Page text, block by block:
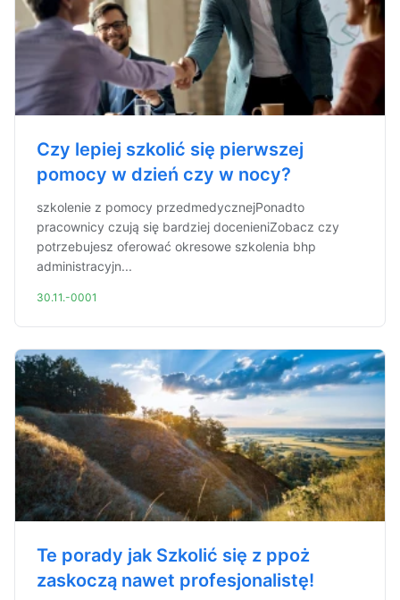
Czy lepiej szkolić się pierwszej
pomocy w dzień czy w nocy?
szkolenie z pomocy przedmedycznejPonadto
pracownicy czują się bardziej docenieniZobacz czy
potrzebujesz oferować okresowe szkolenia bhp
administracyjn...
30.11.-0001
Te porady jak Szkolić się z ppoż
zaskoczą nawet profesjonalistę!